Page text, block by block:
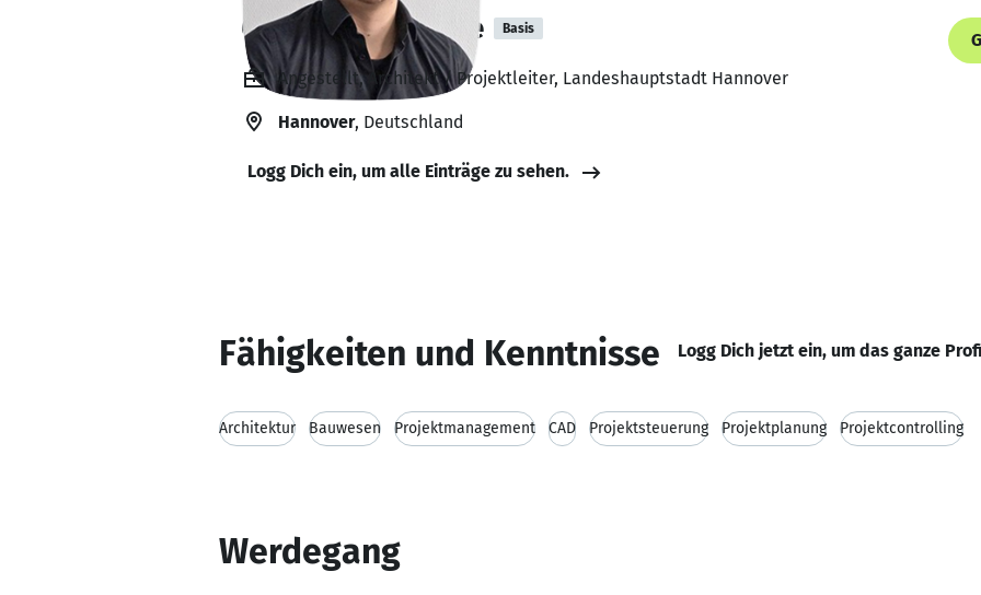
Christian Hänicke Basis
Angestellt, Architekt / Projektleiter, Landeshauptstadt Hannover
Hannover, Deutschland
Logg Dich ein, um alle Einträge zu sehen.
Fähigkeiten und Kenntnisse Logg Dich jetzt ein, um das ganze
Architektur Bauwesen Projektmanagement CAD Projektsteuerung Projektplanung Projektcontrolling
Werdegang